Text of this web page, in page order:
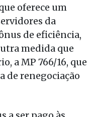
oferece um
da
de eficiência,
medida que
a MP 766/16, que
de renegociação